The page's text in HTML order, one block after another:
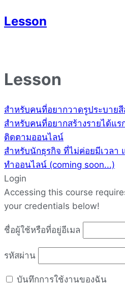
Lesson
Lesson
สำหรับคนที่อยากวาดรูประบาย
สำหรับคนที่อยากสร้างรายได้แร
ติดตามออนไลน์
สำหรับนักธุรกิจ ที่ไม่ค่อยมีเวลา
ทำออนไลน์ (coming soon...)
Login
Accessing this course
your credentials below!
ชื่อผู้ใช้หรือที่อยู่อีเมล
รหัสผ่าน
บันทึกการใช้งานของฉัน